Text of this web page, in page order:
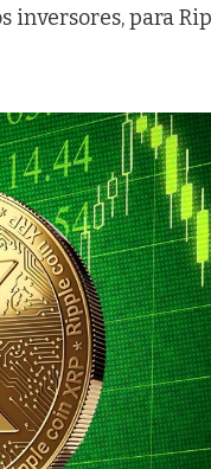
inversores, para